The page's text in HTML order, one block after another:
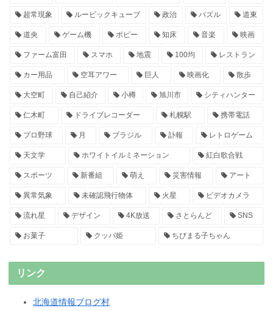
超常現象 ルービックキューブ 政治 パズル 道東
道央 ゲーム機 ポピー 知床 音楽 映画
ファーム富田 スマホ 地震 100均 レストラン
カー用品 空耳アワー 巨人 映画化 散歩
大空町 自己紹介 小樽 旭川市 シティハンター
仁木町 ドライブレコーダー 札幌駅 携帯電話
プロ野球 月 ブラジル 訃報 レトロゲーム
天文学 ホワイトイルミネーション 紅白歌合戦
スポーツ 新番組 萌え 災害情報 アート
異常気象 未確認飛行物体 火星 ビデオカメラ
流れ星 デザイン 4K放送 さとらんど SNS
お菓子 クッパ姫 ちびまる子ちゃん
リンク
北海道情報ブログ村